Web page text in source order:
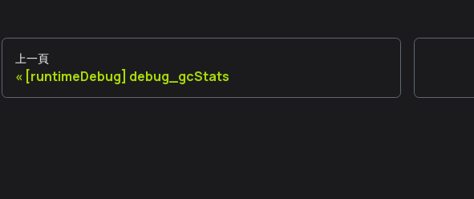
上一頁
[runtimeDebug] debug_gcStats